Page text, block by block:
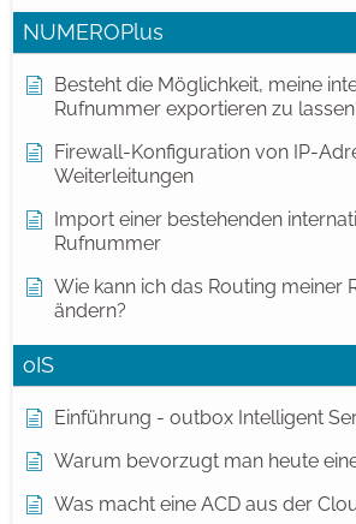
NUMEROPlus
Besteht die Möglichkeit, meine
Rufnummer exportieren zu
Firewall-Konfiguration von IP-
Weiterleitungen
Import einer bestehenden
Rufnummer
Wie kann ich das Routing meiner
ändern?
oIS
Einführung - outbox Intelligent
Warum bevorzugt man heute
Was macht eine ACD aus der